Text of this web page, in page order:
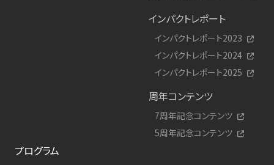
インパクトレポート
インパクトレポート2023
インパクトレポート2024
インパクトレポート2025
周年コンテンツ
7周年記念コンテンツ
5周年記念コンテンツ
プログラム